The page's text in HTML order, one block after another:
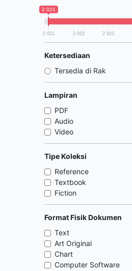
2 021
2 021 2 022 2 023
Ketersediaan
Tersedia di Rak
Lampiran
PDF
Audio
Video
Tipe Koleksi
Reference
Textbook
Fiction
Format Fisik Dokumen
Text
Art Original
Chart
Computer Software